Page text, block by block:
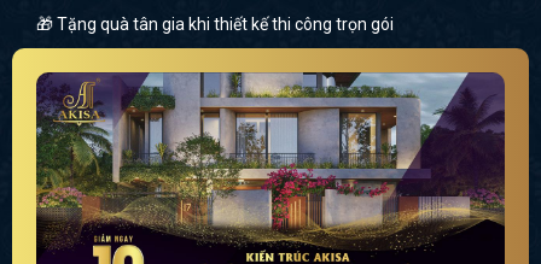
🎁 Tặng quà tân gia khi thiết kế thi công trọn gói